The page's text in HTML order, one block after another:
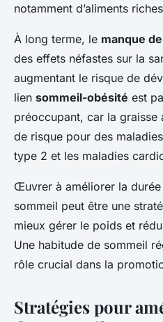
notamment d’aliments
À long terme, le manque
des effets néfastes sur la
augmentant le risque de
lien sommeil-obésité est
préoccupant, car la graisse
de risque pour des
type 2 et les maladies
Œuvrer à améliorer la
sommeil peut être une
mieux gérer le poids et
Une habitude de sommeil
rôle crucial dans la
Stratégies pour